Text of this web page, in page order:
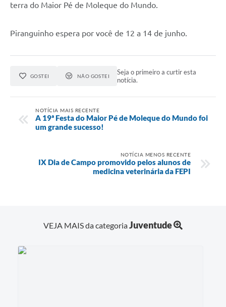
terra do Maior Pé de Moleque do Mundo.
Piranguinho espera por você de 12 a 14 de junho.
GOSTEI NÃO GOSTEI
Seja o primeiro a curtir esta
notícia.
NOTÍCIA MAIS RECENTE
A 19ª Festa do Maior Pé de Moleque do Mundo foi
um grande sucesso!
NOTÍCIA MENOS RECENTE
IX Dia de Campo promovido pelos alunos de
medicina veterinária da FEPI
VEJA MAIS da categoriaJuventude